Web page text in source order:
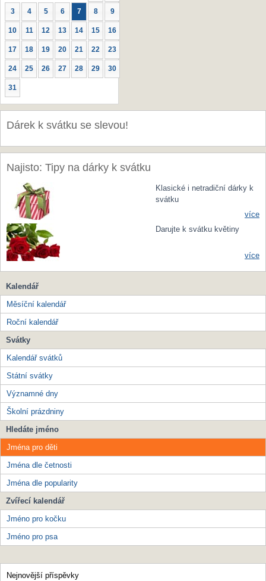
3 4 5 6 7 8 9
10 11 12 13 14 15 16
17 18 19 20 21 22 23
24 25 26 27 28 29 30
31
Dárek k svátku se slevou!
Najisto: Tipy na dárky k svátku
Klasické i netradiční dárky k
svátku
více
Darujte k svátku květiny
více
Kalendář
Měsíční kalendář
Roční kalendář
Svátky
Kalendář svátků
Státní svátky
Významné dny
Školní prázdniny
Hledáte jméno
Jména pro děti
Jména dle četnosti
Jména dle popularity
Zvířecí kalendář
Jméno pro kočku
Jméno pro psa
Nejnovější příspěvky